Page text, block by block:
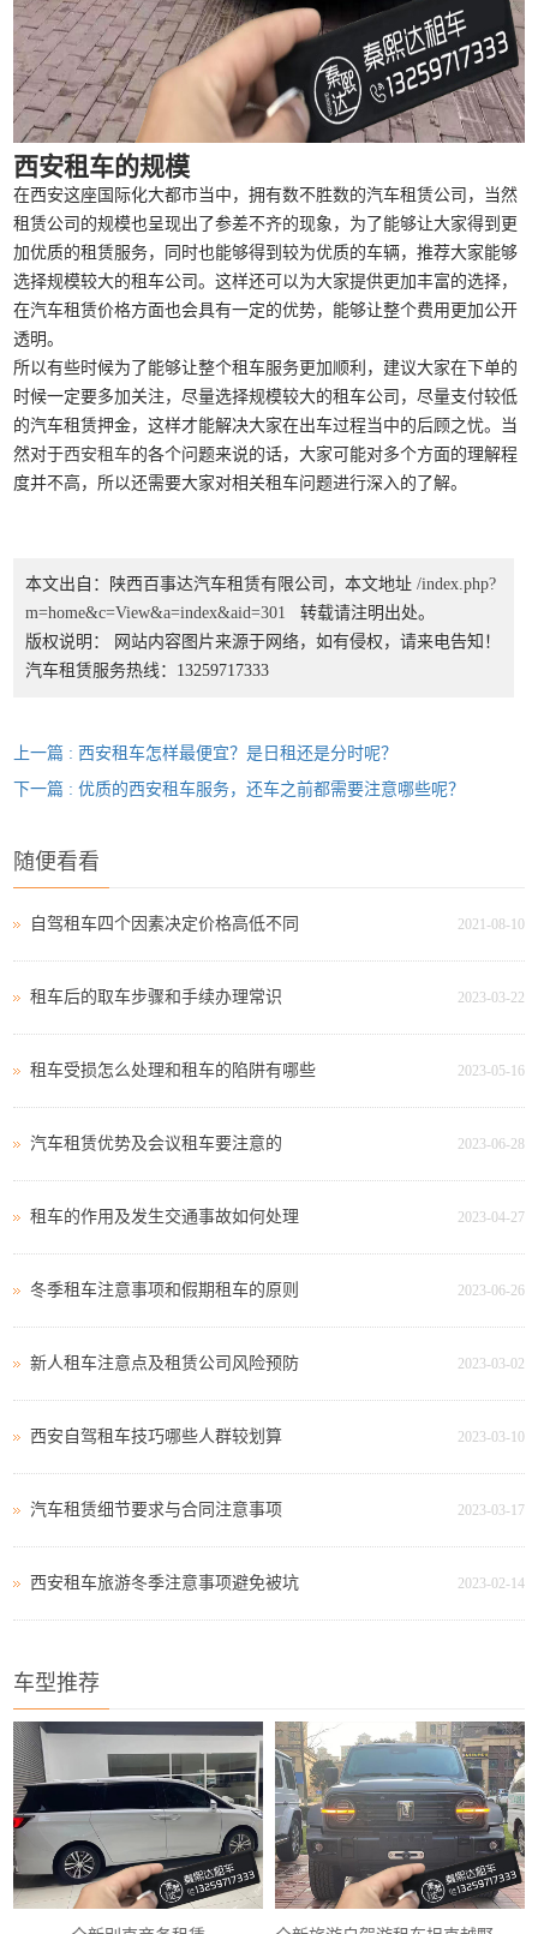
西安租车的规模
在西安这座国际化大都市当中，拥有数不胜数的汽车租赁公司，当然
租赁公司的规模也呈现出了参差不齐的现象，为了能够让大家得到更
加优质的租赁服务，同时也能够得到较为优质的车辆，推荐大家能够
选择规模较大的租车公司。这样还可以为大家提供更加丰富的选择，
在汽车租赁价格方面也会具有一定的优势，能够让整个费用更加公开
透明。
所以有些时候为了能够让整个租车服务更加顺利，建议大家在下单的
时候一定要多加关注，尽量选择规模较大的租车公司，尽量支付较低
的汽车租赁押金，这样才能解决大家在出车过程当中的后顾之忧。当
然对于西安租车的各个问题来说的话，大家可能对多个方面的理解程
度并不高，所以还需要大家对相关租车问题进行深入的了解。
本文出自：陕西百事达汽车租赁有限公司，本文地址/index.php?
m=home&c=View&a=index&aid=301 转载请注明出处。
版权说明： 网站内容图片来源于网络，如有侵权，请来电告知！
汽车租赁服务热线：13259717333
上一篇 : 西安租车怎样最便宜？是日租还是分时呢？
下一篇 : 优质的西安租车服务，还车之前都需要注意哪些呢？
随便看看
2021-08-10
自驾租车四个因素决定价格高低不同
2023-03-22
租车后的取车步骤和手续办理常识
2023-05-16
租车受损怎么处理和租车的陷阱有哪些
2023-06-28
汽车租赁优势及会议租车要注意的
2023-04-27
租车的作用及发生交通事故如何处理
2023-06-26
冬季租车注意事项和假期租车的原则
2023-03-02
新人租车注意点及租赁公司风险预防
2023-03-10
西安自驾租车技巧哪些人群较划算
2023-03-17
汽车租赁细节要求与合同注意事项
2023-02-14
西安租车旅游冬季注意事项避免被坑
车型推荐